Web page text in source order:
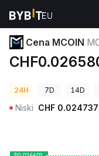
Ceny kryptowalut Cena
Cena MCOIN
24H 7D 14D
Niski CHF 0.024737